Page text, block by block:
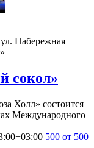
Набережная
сокол»
Холл» состоится
Международного
500 от 500